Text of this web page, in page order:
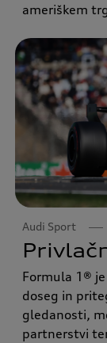
ameriškem
Audi Sport
Formula 1®
doseg in
gledanosti,
partnerstvi